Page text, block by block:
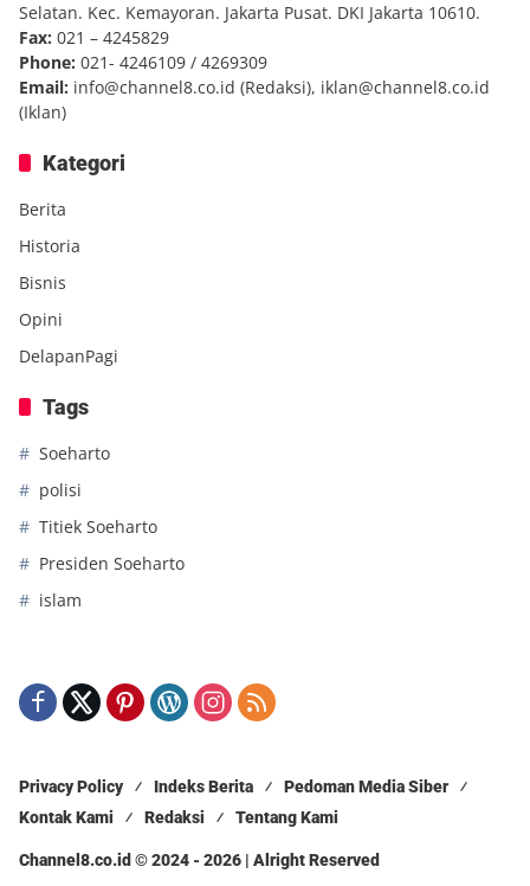
Selatan. Kec. Kemayoran. Jakarta Pusat. DKI Jakarta 10610.
Fax: 021 – 4245829
Phone: 021- 4246109 / 4269309
Email: info@channel8.co.id (Redaksi), iklan@channel8.co.id
(Iklan)
Kategori
Berita
Historia
Bisnis
Opini
DelapanPagi
Tags
Soeharto
polisi
Titiek Soeharto
Presiden Soeharto
islam
Privacy Policy Indeks Berita
Pedoman Media Siber
Kontak Kami
Redaksi Tentang Kami
Channel8.co.id © 2024 - 2026 | Alright Reserved